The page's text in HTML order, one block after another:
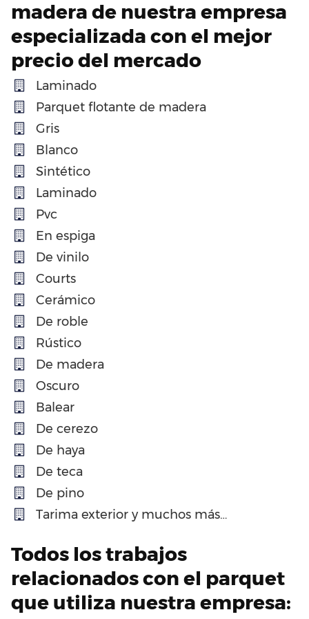
madera de nuestra empresa
especializada con el mejor
precio del mercado
Laminado
Parquet flotante de madera
Gris
Blanco
Sintético
Laminado
Pvc
En espiga
De vinilo
Courts
Cerámico
De roble
Rústico
De madera
Oscuro
Balear
De cerezo
De haya
De teca
De pino
Tarima exterior y muchos más…
Todos los trabajos
relacionados con el parquet
que utiliza nuestra empresa: